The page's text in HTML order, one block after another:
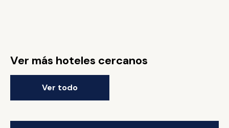
Ver más hoteles cercanos
Ver todo